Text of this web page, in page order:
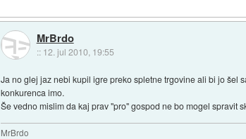
MrBrdo
:: 12. jul 2010, 19:55
Ja no glej jaz nebi kupil igre preko spletne trgovine ali bi jo šel
konkurenca imo.
Še vedno mislim da kaj prav "pro" gospod ne bo mogel spravit
MrBrdo